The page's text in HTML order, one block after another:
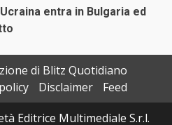
entra in Bulgaria ed
di Blitz Quotidiano
Disclaimer
Feed
Editrice Multimediale S.r.l.